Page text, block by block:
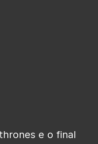
e o final